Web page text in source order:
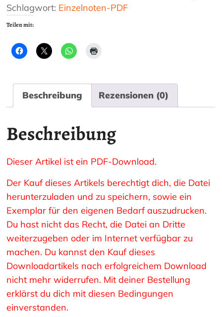
Schlagwort: Einzelnoten-PDF
Teilen mit:
Beschreibung Rezensionen (0)
Beschreibung
Dieser Artikel ist ein PDF-Download.
Der Kauf dieses Artikels berechtigt dich, die Datei
herunterzuladen und zu speichern, sowie ein
Exemplar für den eigenen Bedarf auszudrucken.
Du hast nicht das Recht, die Datei an Dritte
weiterzugeben oder im Internet verfügbar zu
machen. Du kannst den Kauf dieses
Downloadartikels nach erfolgreichem Download
nicht mehr widerrufen. Mit deiner Bestellung
erklärst du dich mit diesen Bedingungen
einverstanden.